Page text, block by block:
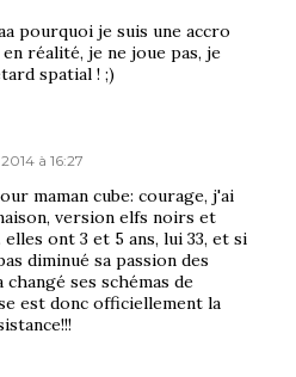
pourquoi je suis une accro
en réalité, je ne joue pas, je
spatial ! ;)
à 16:27
maman cube: courage, j'ai
version elfs noirs et
elles ont 3 et 5 ans, lui 33, et si
diminué sa passion des
changé ses schémas de
est donc officiellement la